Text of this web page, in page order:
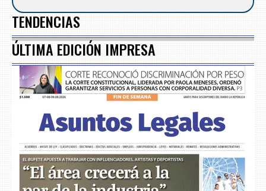
TENDENCIAS
ÚLTIMA EDICIÓN IMPRESA